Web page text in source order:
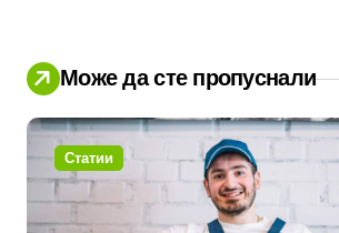
Може да сте пропуснали
Статии